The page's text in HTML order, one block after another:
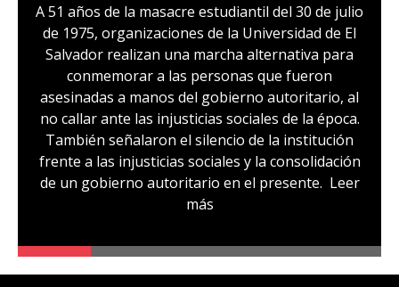
A 51 años de la masacre estudiantil del 30 de julio
de 1975, organizaciones de la Universidad de El
Salvador realizan una marcha alternativa para
conmemorar a las personas que fueron
asesinadas a manos del gobierno autoritario, al
no callar ante las injusticias sociales de la época.
También señalaron el silencio de la institución
frente a las injusticias sociales y la consolidación
de un gobierno autoritario en el presente. Leer
más